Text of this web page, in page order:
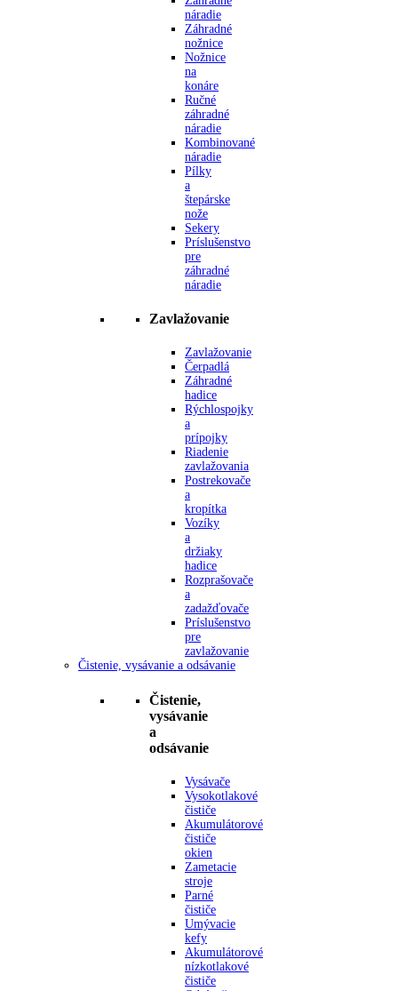
náradie
Záhradné
nožnice
Nožnice
na
konáre
Ručné
záhradné
náradie
Kombinované
náradie
Pílky
a
štepárske
nože
Sekery
Príslušenstvo
pre
záhradné
náradie
Zavlažovanie
Zavlažovanie
Čerpadlá
Záhradné
hadice
Rýchlospojky
a
prípojky
Riadenie
zavlažovania
Postrekovače
a
kropítka
Vozíky
a
držiaky
hadice
Rozprašovače
a
zadažďovače
Príslušenstvo
pre
zavlažovanie
Čistenie, vysávanie a odsávanie
Čistenie,
vysávanie
a
odsávanie
Vysávače
Vysokotlakové
čističe
Akumulátorové
čističe
okien
Zametacie
stroje
Parné
čističe
Umývacie
kefy
Akumulátorové
nízkotlakové
čističe